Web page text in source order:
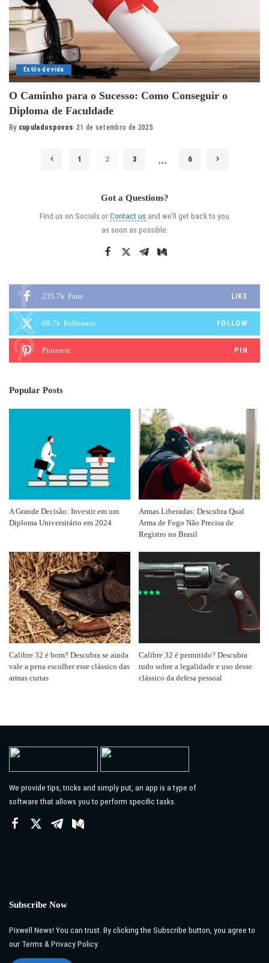
Estilo de vida
O Caminho para o Sucesso: Como Conseguir o
Diploma de Faculdade
Posted
By cupuladospovos 21 de setembro de 2025
1 2 3 … 6
Got a Questions?
Find us on Socials orContact us and we’ll get back to you
as soon as possible.
235.7k Fans LIKE
69.7k Followers FOLLOW
Pinterest PIN
Popular Posts
A Grande Decisão: Investir em um
Diploma Universitário em 2024
Armas Liberadas: Descubra Qual
Arma de Fogo Não Precisa de
Registro no Brasil
Calibre 32 é bom? Descubra se ainda
vale a pena escolher esse clássico das
armas curtas
Calibre 32 é permitido? Descubra
tudo sobre a legalidade e uso desse
clássico da defesa pessoal
We provide tips, tricks and simply put, an app is a type of
software that allows you to perform specific tasks.
Subscribe Now
Pixwell News! You can trust. By clicking the Subscribe button, you agree to
our Terms & Privacy Policy.